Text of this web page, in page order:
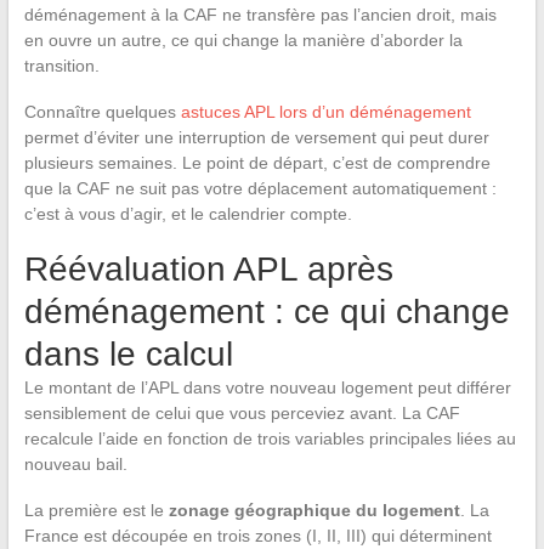
déménagement à la CAF ne transfère pas l’ancien droit, mais
en ouvre un autre, ce qui change la manière d’aborder la
transition.
Connaître quelques astuces APL lors d’un déménagement
permet d’éviter une interruption de versement qui peut durer
plusieurs semaines. Le point de départ, c’est de comprendre
que la CAF ne suit pas votre déplacement automatiquement :
c’est à vous d’agir, et le calendrier compte.
Réévaluation APL après
déménagement : ce qui change
dans le calcul
Le montant de l’APL dans votre nouveau logement peut différer
sensiblement de celui que vous perceviez avant. La CAF
recalcule l’aide en fonction de trois variables principales liées au
nouveau bail.
La première est le zonage géographique du logement. La
France est découpée en trois zones (I, II, III) qui déterminent